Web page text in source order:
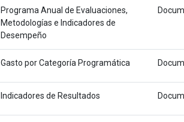
Programa Anual de Evaluaciones,
Metodologías e Indicadores de
Desempeño
Gasto por Categoría Programática
Indicadores de Resultados